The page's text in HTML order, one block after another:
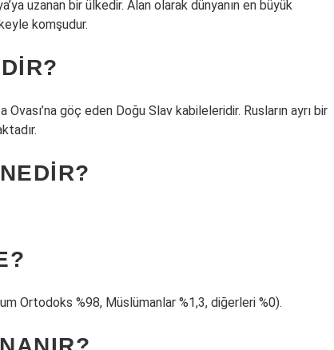
uzanan bir ülkedir. Alan olarak dünyanın en büyük
komşudur.
Ovası’na göç eden Doğu Slav kabileleridir. Rusların ayrı bir
Ortodoks %98, Müslümanlar %1,3, diğerleri %0).